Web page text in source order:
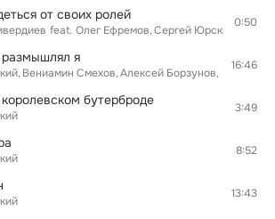
от своих ролей
feat. Олег Ефремов Сергей Юрский
0:50
я
Вениамин Смехов Алексей Борзунов Валерий
16:46
бутерброде 3:49
8:52
13:43